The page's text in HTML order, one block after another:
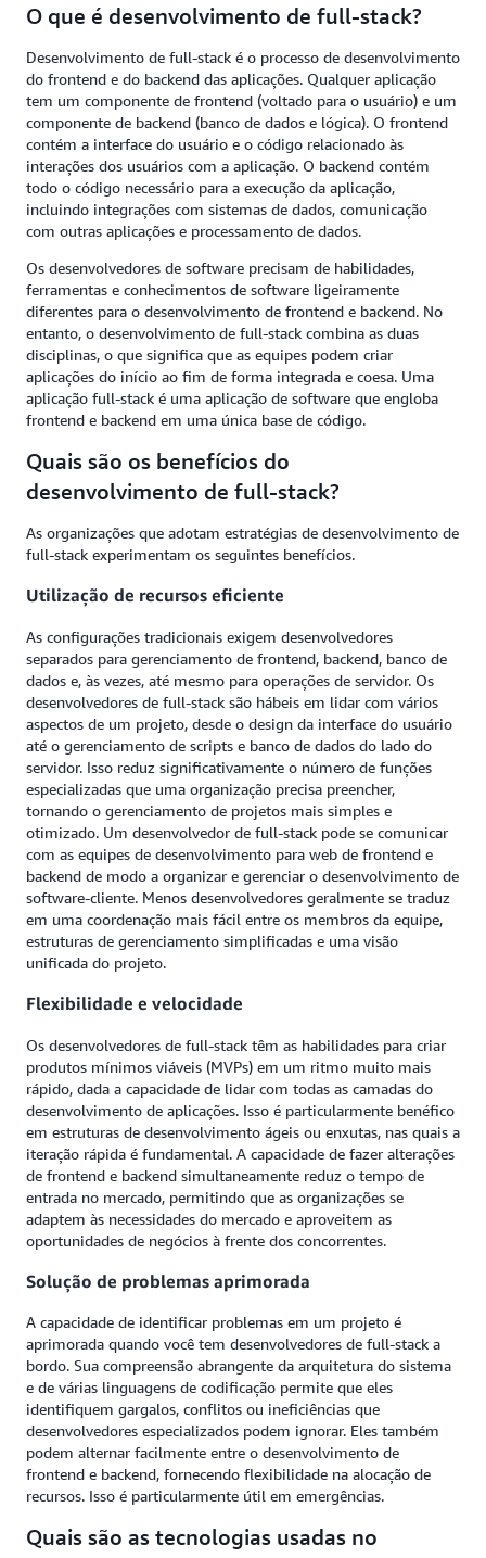
O que é desenvolvimento de full-stack?
Desenvolvimento de full-stack é o processo de desenvolvimento
do frontend e do backend das aplicações. Qualquer aplicação
tem um componente de frontend (voltado para o usuário) e um
componente de backend (banco de dados e lógica). O frontend
contém a interface do usuário e o código relacionado às
interações dos usuários com a aplicação. O backend contém
todo o código necessário para a execução da aplicação,
incluindo integrações com sistemas de dados, comunicação
com outras aplicações e processamento de dados.
Os desenvolvedores de software precisam de habilidades,
ferramentas e conhecimentos de software ligeiramente
diferentes para o desenvolvimento de frontend e backend. No
entanto, o desenvolvimento de full-stack combina as duas
disciplinas, o que significa que as equipes podem criar
aplicações do início ao fim de forma integrada e coesa. Uma
aplicação full-stack é uma aplicação de software que engloba
frontend e backend em uma única base de código.
Quais são os benefícios do
desenvolvimento de full-stack?
As organizações que adotam estratégias de desenvolvimento de
full-stack experimentam os seguintes benefícios.
Utilização de recursos eficiente
As configurações tradicionais exigem desenvolvedores
separados para gerenciamento de frontend, backend, banco de
dados e, às vezes, até mesmo para operações de servidor. Os
desenvolvedores de full-stack são hábeis em lidar com vários
aspectos de um projeto, desde o design da interface do usuário
até o gerenciamento de scripts e banco de dados do lado do
servidor. Isso reduz significativamente o número de funções
especializadas que uma organização precisa preencher,
tornando o gerenciamento de projetos mais simples e
otimizado. Um desenvolvedor de full-stack pode se comunicar
com as equipes de desenvolvimento para web de frontend e
backend de modo a organizar e gerenciar o desenvolvimento de
software-cliente. Menos desenvolvedores geralmente se traduz
em uma coordenação mais fácil entre os membros da equipe,
estruturas de gerenciamento simplificadas e uma visão
unificada do projeto.
Flexibilidade e velocidade
Os desenvolvedores de full-stack têm as habilidades para criar
produtos mínimos viáveis (MVPs) em um ritmo muito mais
rápido, dada a capacidade de lidar com todas as camadas do
desenvolvimento de aplicações. Isso é particularmente benéfico
em estruturas de desenvolvimento ágeis ou enxutas, nas quais a
iteração rápida é fundamental. A capacidade de fazer alterações
de frontend e backend simultaneamente reduz o tempo de
entrada no mercado, permitindo que as organizações se
adaptem às necessidades do mercado e aproveitem as
oportunidades de negócios à frente dos concorrentes.
Solução de problemas aprimorada
A capacidade de identificar problemas em um projeto é
aprimorada quando você tem desenvolvedores de full-stack a
bordo. Sua compreensão abrangente da arquitetura do sistema
e de várias linguagens de codificação permite que eles
identifiquem gargalos, conflitos ou ineficiências que
desenvolvedores especializados podem ignorar. Eles também
podem alternar facilmente entre o desenvolvimento de
frontend e backend, fornecendo flexibilidade na alocação de
recursos. Isso é particularmente útil em emergências.
Quais são as tecnologias usadas no